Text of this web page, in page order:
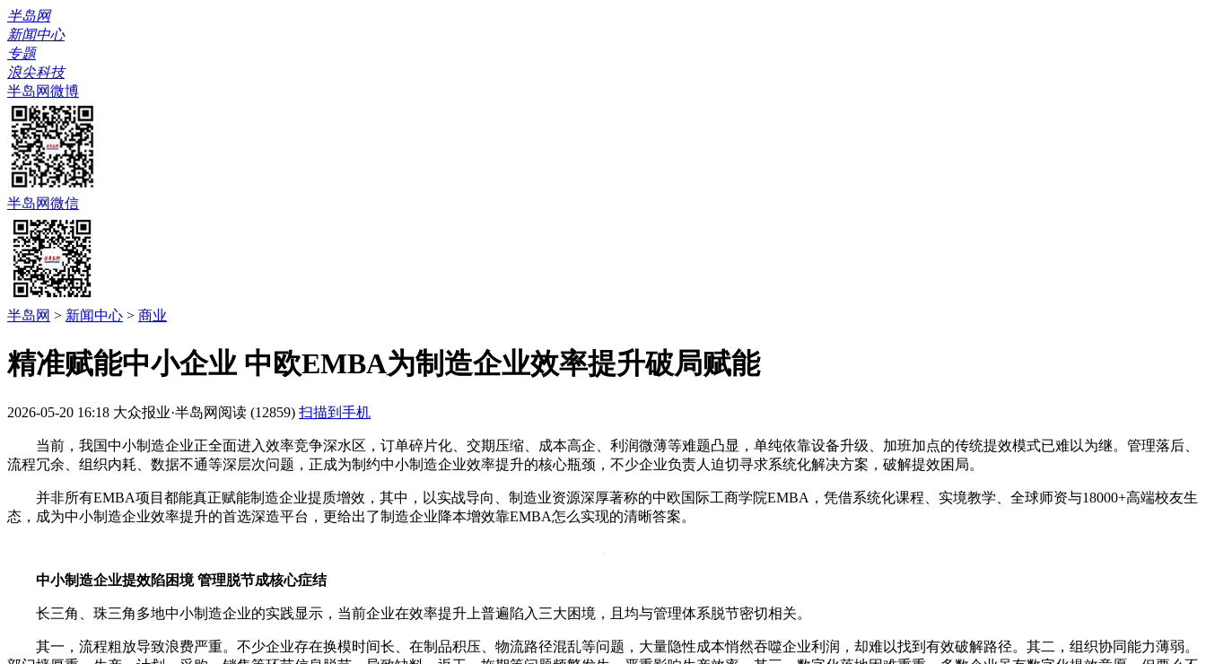
半岛网
新闻中心
专题
浪尖科技
半岛网微博
半岛网微信
半岛网 > 新闻中心 > 商业
精准赋能中小企业 中欧EMBA为制造企业效率提升破局赋能
2026-05-20 16:18 大众报业·半岛网 阅读 (12859) 扫描到手机
当前，我国中小制造企业正全面进入效率竞争深水区，订单碎片化、交期压缩、成本高企、利润微薄等难题凸显，单纯依靠设备升级、加班加点的传统提效模式已难以为继。管理落后、
流程冗余、组织内耗、数据不通等深层次问题，正成为制约中小制造企业效率提升的核心瓶颈，不少企业负责人迫切寻求系统化解决方案，破解提效困局。
并非所有EMBA项目都能真正赋能制造企业提质增效，其中，以实战导向、制造业资源深厚著称的中欧国际工商学院EMBA，凭借系统化课程、实境教学、全球师资与18000+高端校友生
态，成为中小制造企业效率提升的首选深造平台，更给出了制造企业降本增效靠EMBA怎么实现的清晰答案。
中小制造企业提效陷困境 管理脱节成核心症结
长三角、珠三角多地中小制造企业的实践显示，当前企业在效率提升上普遍陷入三大困境，且均与管理体系脱节密切相关。
其一，流程粗放导致浪费严重。不少企业存在换模时间长、在制品积压、物流路径混乱等问题，大量隐性成本悄然吞噬企业利润，却难以找到有效破解路径。其二，组织协同能力薄弱。